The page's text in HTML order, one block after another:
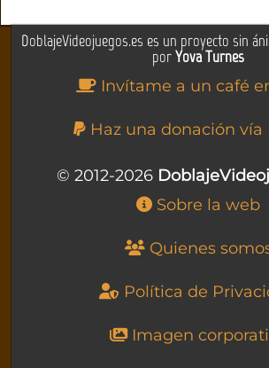
DoblajeVideojuegos.es es un proyecto sin
porYova Turnes
Invítame a un café
Haz una donación vía
© 2012-2026
Sobre la web
Quienes
Política de
Imagen